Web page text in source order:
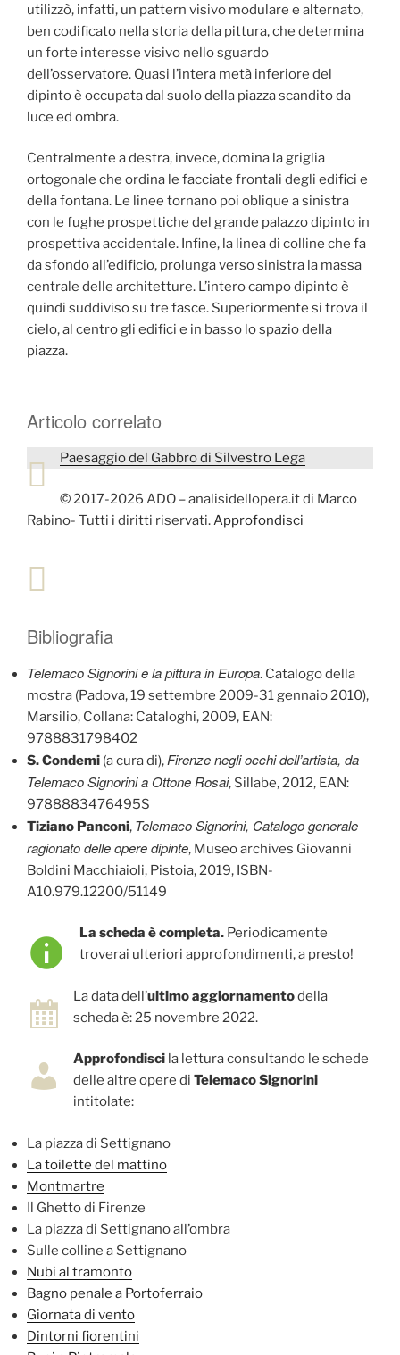
utilizzò, infatti, un pattern visivo modulare e alternato,
ben codificato nella storia della pittura, che determina
un forte interesse visivo nello sguardo
dell’osservatore. Quasi l’intera metà inferiore del
dipinto è occupata dal suolo della piazza scandito da
luce ed ombra.
Centralmente a destra, invece, domina la griglia
ortogonale che ordina le facciate frontali degli edifici e
della fontana. Le linee tornano poi oblique a sinistra
con le fughe prospettiche del grande palazzo dipinto in
prospettiva accidentale. Infine, la linea di colline che fa
da sfondo all’edificio, prolunga verso sinistra la massa
centrale delle architetture. L’intero campo dipinto è
quindi suddiviso su tre fasce. Superiormente si trova il
cielo, al centro gli edifici e in basso lo spazio della
piazza.
Articolo correlato
Paesaggio del Gabbro di Silvestro Lega
© 2017-2026 ADO – analisidellopera.it di Marco
Rabino- Tutti i diritti riservati.Approfondisci
Bibliografia
Telemaco Signorini e la pittura in Europa. Catalogo della
mostra (Padova, 19 settembre 2009-31 gennaio 2010),
Marsilio, Collana: Cataloghi, 2009, EAN:
9788831798402
S. Condemi (a cura di), Firenze negli occhi dell’artista, da
Telemaco Signorini a Ottone Rosai, Sillabe, 2012, EAN:
9788883476495S
Tiziano Panconi, Telemaco Signorini, Catalogo generale
ragionato delle opere dipinte, Museo archives Giovanni
Boldini Macchiaioli, Pistoia, 2019, ISBN-
A10.979.12200/51149
La scheda è completa. Periodicamente
troverai ulteriori approfondimenti, a presto!
La data dell’ultimo aggiornamentodella
scheda è: 25 novembre 2022.
Approfondisci la lettura consultando le schede
delle altre opere di Telemaco Signorini
intitolate:
La piazza di Settignano
La toilette del mattino
Montmartre
Il Ghetto di Firenze
La piazza di Settignano all’ombra
Sulle colline a Settignano
Nubi al tramonto
Bagno penale a Portoferraio
Giornata di vento
Dintorni fiorentini